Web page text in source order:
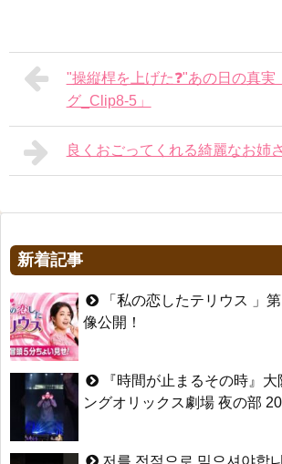
"操縦桿を上げた❓"あの日の真実
グ_Clip8-5」
良くおごってくれる綺麗なお姉
新着記事
「私の恋したテリウス 」
像公開！
『時間が止まるその時』
ングオリックス劇場 夜の部
저를 전적으로 믿으셔야합